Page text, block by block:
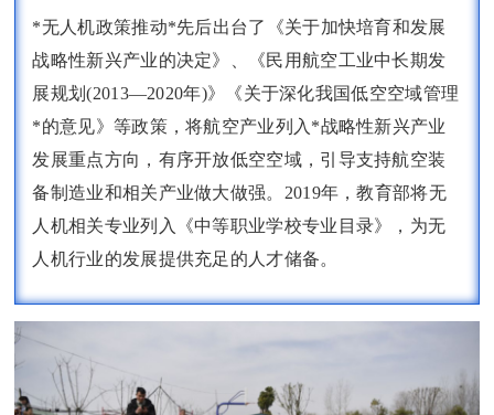
*无人机政策推动*先后出台了《关于加快培育和发展
战略性新兴产业的决定》、《民用航空工业中长期发
展规划(2013—2020年)》《关于深化我国低空空域管理
*的意见》等政策，将航空产业列入*战略性新兴产业
发展重点方向，有序开放低空空域，引导支持航空装
备制造业和相关产业做大做强。2019年，教育部将无
人机相关专业列入《中等职业学校专业目录》，为无
人机行业的发展提供充足的人才储备。